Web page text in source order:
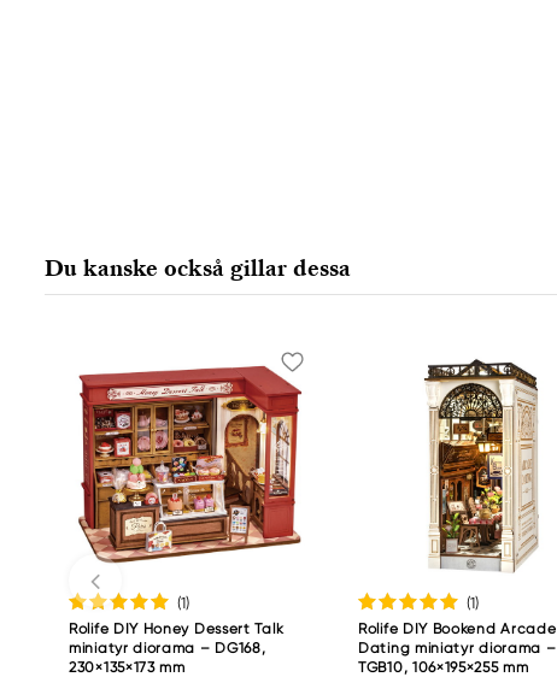
Du kanske också gillar dessa
(1)
Rolife DIY Honey Dessert Talk
miniatyr diorama – DG168,
230×135×173 mm
(1)
Rolife DIY Bookend Arcade
Dating miniatyr diorama –
TGB10, 106×195×255 mm